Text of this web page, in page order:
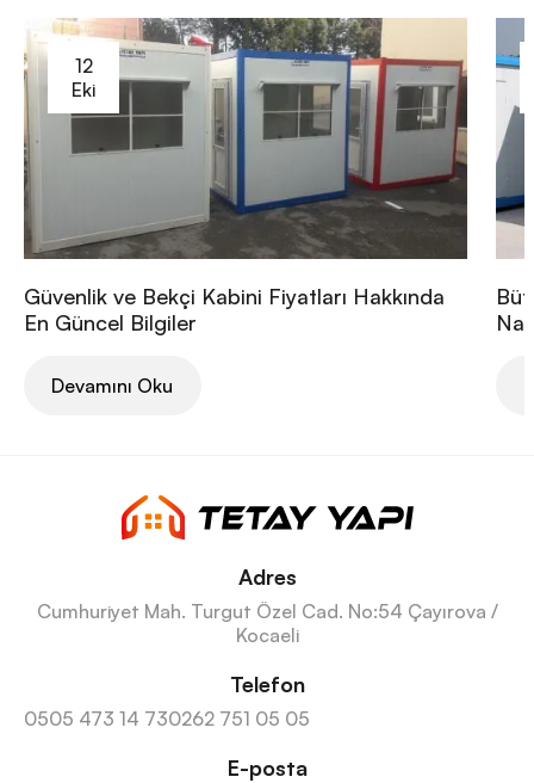
12
Eki
Güvenlik ve Bekçi Kabini Fiyatları Hakkında
En Güncel Bilgiler
Devamını Oku
Adres
Cumhuriyet Mah. Turgut Özel Cad. No:54 Çayırova /
Kocaeli
Telefon
0505 473 14 730262 751 05 05
E-posta